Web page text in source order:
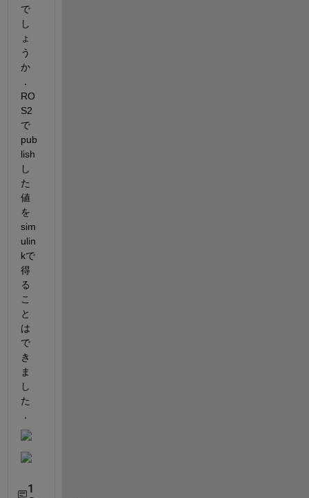
で
し
ょ
う
か
．
RO
S2
で
pub
lish
し
た
値
を
sim
ulin
kで
得
る
こ
と
は
で
き
ま
し
た
．
1